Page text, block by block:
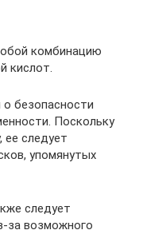
комбинацию
кислот.
безопасности
Поскольку
ее следует
упомянутых
следует
за возможного